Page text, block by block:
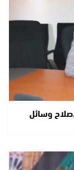
وسائل